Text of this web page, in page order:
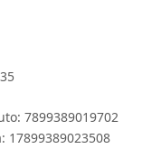
7899389019702
17899389023508